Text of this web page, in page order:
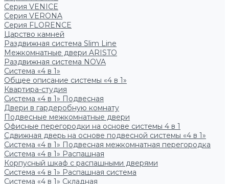
Серия VENICE
Серия VERONA
Серия FLORENCE
Царство камней
Раздвижная система Slim Line
Межкомнатные двери ARISTO
Раздвижная система NOVA
Система «4 в 1»
Общее описание системы «4 в 1»
Квартира-студия
Система «4 в 1» Подвесная
Двери в гардеробную комнату
Подвесные межкомнатные двери
Офисные перегородки на основе системы 4 в 1
Сдвижная дверь на основе подвесной системы «4 в 1»
Система «4 в 1» Подвесная межкомнатная перегородка
Система «4 в 1» Распашная
Корпусный шкаф с распашными дверями
Система «4 в 1» Распашная система
Система «4 в 1» Складная